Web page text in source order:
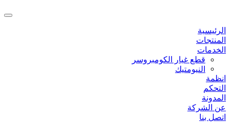
الرئيسية
المنتجات
الخدمات
قطع غيار الكومبروسر
النيومتيك
انظمة
التحكم
المدونة
عن الشركة
اتصل بنا